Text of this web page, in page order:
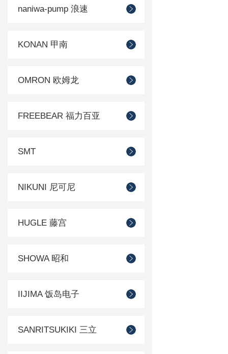
naniwa-pump 浪速
KONAN 甲南
OMRON 欧姆龙
FREEBEAR 福力百亚
SMT
NIKUNI 尼可尼
HUGLE 藤宫
SHOWA 昭和
IIJIMA 饭岛电子
SANRITSUKIKI 三立